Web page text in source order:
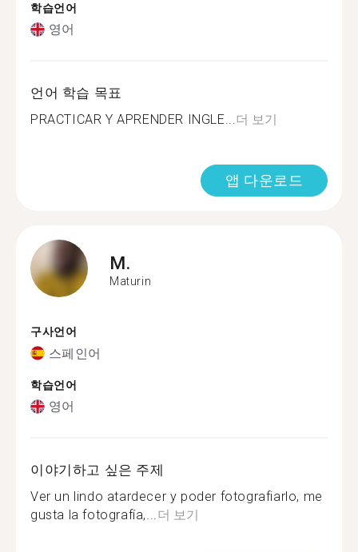
학습언어
영어
언어 학습 목표
PRACTICAR Y APRENDER INGLE...더 보기
앱 다운로드
M.
Maturin
구사언어
스페인어
학습언어
영어
이야기하고 싶은 주제
Ver un lindo atardecer y poder fotografiarlo, me
gusta la fotografía,...더 보기